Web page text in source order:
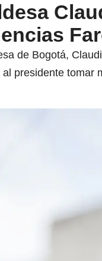
de Bogotá,
presidente tomar